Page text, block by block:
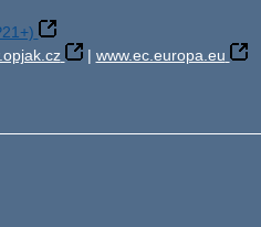
| www.ec.europa.eu